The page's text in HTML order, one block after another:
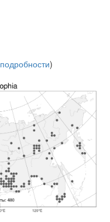
подробности)